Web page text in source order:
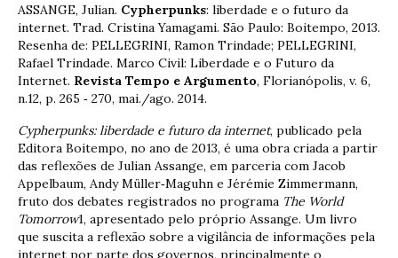
ASSANGE, Julian. Cypherpunks: liberdade e o futuro da
internet. Trad. Cristina Yamagami. São Paulo: Boitempo, 2013.
Resenha de: PELLEGRINI, Ramon Trindade; PELLEGRINI,
Rafael Trindade. Marco Civil: Liberdade e o Futuro da
Internet. Revista Tempo e Argumento, Florianópolis, v. 6,
n.12, p. 265 ‐ 270, mai./ago. 2014.
Cypherpunks: liberdade e futuro da internet, publicado pela
Editora Boitempo, no ano de 2013, é uma obra criada a partir
das reflexões de Julian Assange, em parceria com Jacob
Appelbaum, Andy Müller‐Maguhn e Jérémie Zimmermann,
fruto dos debates registrados no programa The World
Tomorrow1, apresentado pelo próprio Assange. Um livro
que suscita a reflexão sobre a vigilância de informações pela
internet por parte dos governos, principalmente o